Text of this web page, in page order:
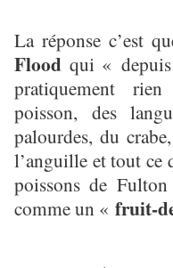
La réponse c’est
Flood qui « depuis
pratiquement
poisson, des
palourdes, du
l’anguille et tout ce
poissons de
comme un « fruit-